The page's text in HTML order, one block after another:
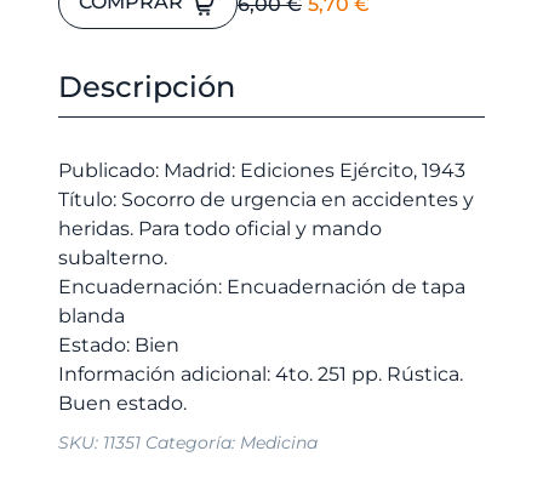
6,00€ 5,70 €
de
en
accidentes
heridas.
Para
todo
oficial
y
mando
subalterno.
cantidad
Descripción
Publicado: Madrid: Ediciones Ejército, 1943
Título: Socorro de urgencia en accidentes y
heridas. Para todo oficial y mando
subalterno.
Encuadernación: Encuadernación de tapa
blanda
Estado: Bien
Información adicional: 4to. 251 pp. Rústica.
SKU: 11351 Categoría: Medicina